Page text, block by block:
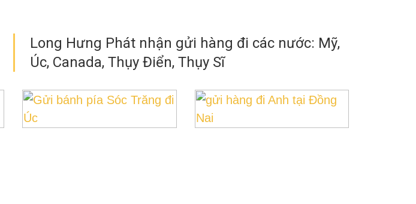
Long Hưng Phát nhận gửi hàng đi các nước: Mỹ,
Úc, Canada, Thụy Điển, Thụy Sĩ